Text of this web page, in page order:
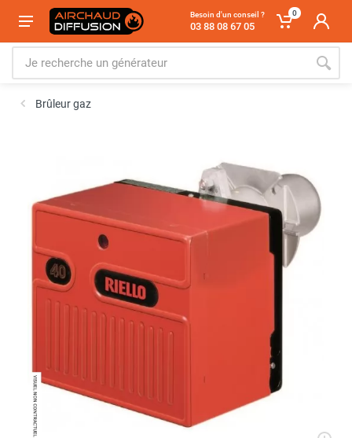
Besoin d'un conseil ?
03 88 08 67 05
0
Brûleur gaz